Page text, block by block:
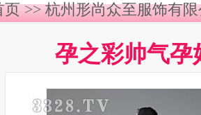
页>>杭州形尚众至服饰有
孕之彩帅气孕